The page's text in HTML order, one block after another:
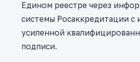
Едином реестре через
системы Росаккредитации с
усиленной
подписи.